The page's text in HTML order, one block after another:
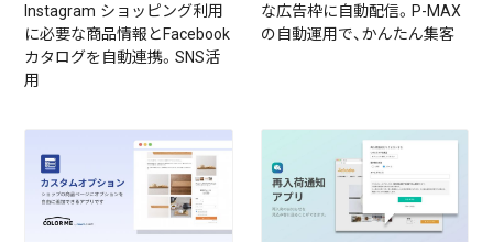
Instagram ショッピング利用
に必要な商品情報とFacebook
カタログを自動連携。SNS活
用
な広告枠に自動配信。P-MAX
の自動運用で、かんたん集客